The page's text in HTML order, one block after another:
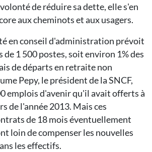
de réduire sa dette, elle s'en
aux cheminots et aux usagers.
en conseil d'administration prévoit
de 1 500 postes, soit environ 1% des
de départs en retraite non
Pepy, le président de la SNCF,
emplois d'avenir qu'il avait offerts à
de l'année 2013. Mais ces
de 18 mois éventuellement
loin de compenser les nouvelles
les effectifs.